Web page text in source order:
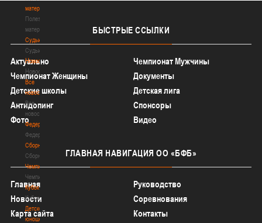
материалы
Полезные
материалы
Судьи
Судьи
Новости
Новости
Все
новости
Все
новости
Федерация
Федерация
Сборные
Сборные
Чемпионат
Чемпионат
Кубок
Кубок
Детско-
юношеские
БЫСТРЫЕ ССЫЛКИ
Актуально
Чемпионат Мужчины
Чемпионат Женщины
Документы
Детские школы
Детская лига
Антидопинг
Спонсоры
Фото
Видео
ГЛАВНАЯ НАВИГАЦИЯ ОО «БФБ»
Главная
Руководство
Новости
Соревнования
Карта сайта
Контакты